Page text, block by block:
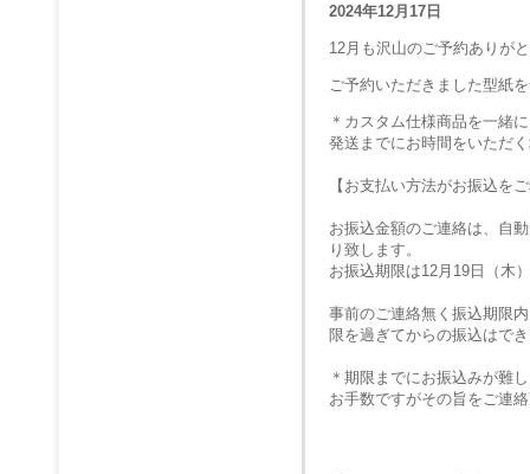
2024年12月17日
12月も沢山のご予約ありが
ご予約いただきました型紙
＊カスタム仕様商品を一緒
発送までにお時間をいただ
【お支払い方法がお振込を
お振込金額のご連絡は、自
り致します。
お振込期限は12月19日（木
事前のご連絡無く振込期限
限を過ぎてからの振込はで
＊期限までにお振込みが難
お手数ですがその旨をご連